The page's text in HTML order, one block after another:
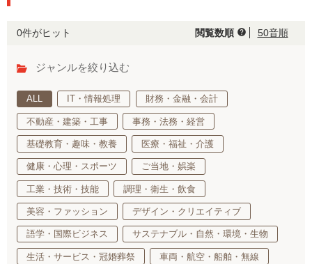
0件がヒット 閲覧数順 help 50音順
ジャンルを絞り込む
ALL IT・情報処理 財務・金融・会計
不動産・建築・工事 事務・法務・経営
基礎教育・趣味・教養 医療・福祉・介護
健康・心理・スポーツ ご当地・娯楽
工業・技術・技能 調理・衛生・飲食
美容・ファッション デザイン・クリエイティブ
語学・国際ビジネス サステナブル・自然・環境・生物
生活・サービス・冠婚葬祭 車両・航空・船舶・無線